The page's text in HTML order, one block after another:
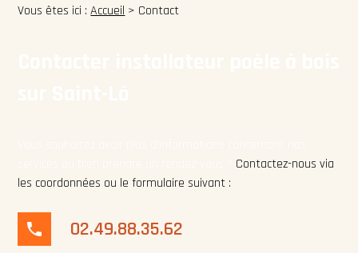
Vous êtes ici : Accueil > Contact
Contactez-nous via
les coordonnées ou le formulaire suivant :
phone 02.49.88.35.62